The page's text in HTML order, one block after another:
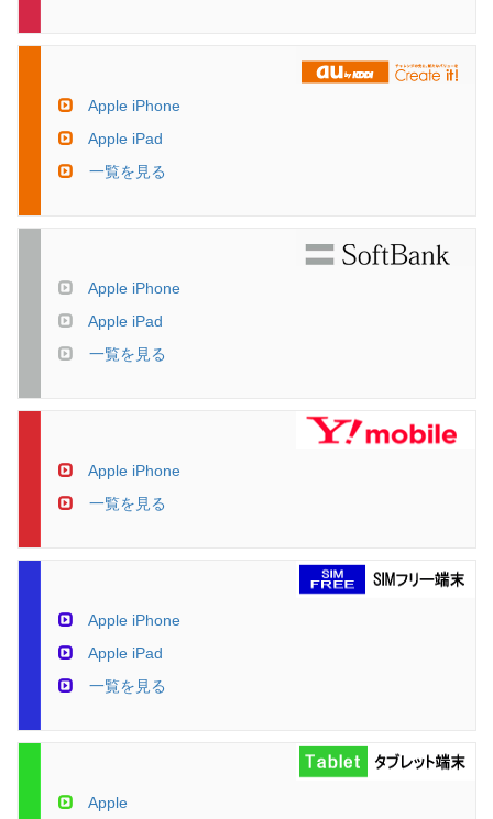
Apple iPhone
Apple iPad
一覧を見る
Apple iPhone
Apple iPad
一覧を見る
Apple iPhone
一覧を見る
Apple iPhone
Apple iPad
一覧を見る
Apple